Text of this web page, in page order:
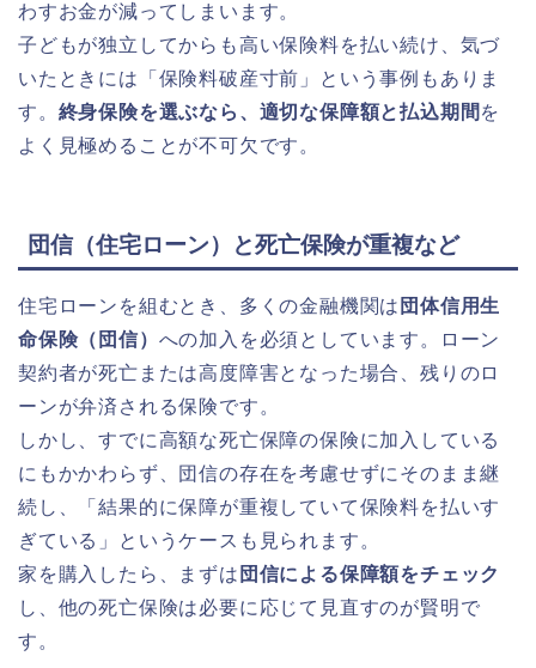
わすお金が減ってしまいます。
子どもが独立してからも高い保険料を払い続け、気づ
いたときには「保険料破産寸前」という事例もありま
す。 終身保険を選ぶなら、適切な保障額と払込期間 を
よく見極めることが不可欠です。
団信（住宅ローン）と死亡保険が重複など
住宅ローンを組むとき、多くの金融機関は 団体信用生
命保険（団信） への加入を必須としています。ローン
契約者が死亡または高度障害となった場合、残りのロ
ーンが弁済される保険です。
しかし、すでに高額な死亡保障の保険に加入している
にもかかわらず、団信の存在を考慮せずにそのまま継
続し、「結果的に保障が重複していて保険料を払いす
ぎている」というケースも見られます。
家を購入したら、まずは 団信による保障額をチェック
し、他の死亡保険は必要に応じて見直すのが賢明で
す。